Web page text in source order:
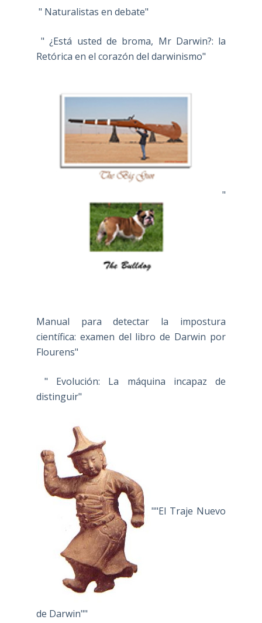
" Naturalistas en debate"
" ¿Está usted de broma, Mr Darwin?: la
Retórica en el corazón del darwinismo"
"
Manual para detectar la impostura
científica: examen del libro de Darwin por
Flourens"
" Evolución: La máquina incapaz de
distinguir"
""El Traje Nuevo
de Darwin""